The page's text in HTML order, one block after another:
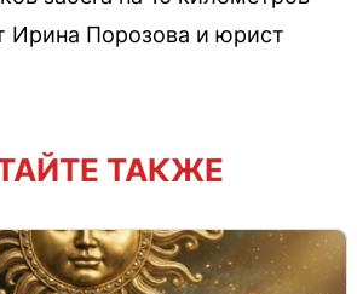
Ирина Порозова и юрист
ТАКЖЕ